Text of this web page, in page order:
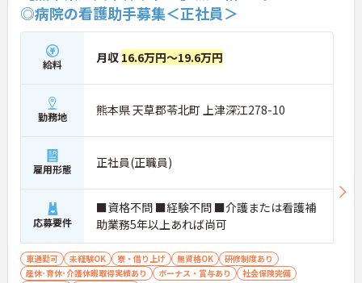
◎病院の看護助手募集＜正社員＞
給料 月収 16.6万円～19.6万円
勤務地 熊本県 天草郡苓北町 上津深江278-10
雇用形態 正社員(正職員)
応募要件
■資格不問 ■経験不問 ■介護または看護補
助業務5年以上あれば尚可
車通勤可 未経験OK 寮・借り上げ 無資格OK
研修制度あり
産休･育休･介護休暇取得実績あり
ボーナス・賞与あり
社会保険完備